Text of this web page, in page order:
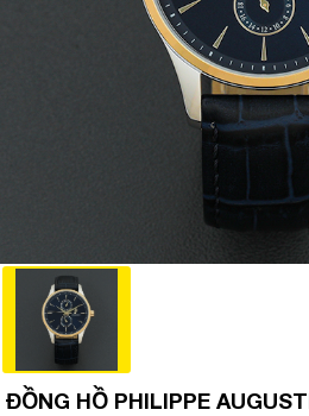
ĐỒNG HỒ PHILIPPE